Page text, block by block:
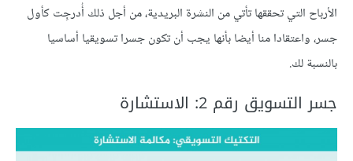
الأرباح التي تحققها تأتي من النشرة البريدية، من أجل ذلك أُدرجِت كأول
جسر، واعتقادا منا أيضا بأنها يجب أن تكون جسرا تسويقيا أساسيا
بالنسبة لك.
جسر التسويق رقم 2: الاستشارة